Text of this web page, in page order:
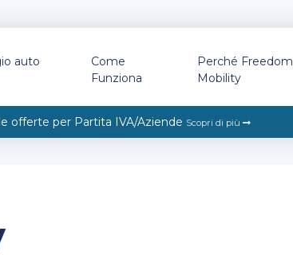
auto
Come
Funziona
Perché Freedom
Mobility
offerte per Partita IVA/Aziende Scopri di più